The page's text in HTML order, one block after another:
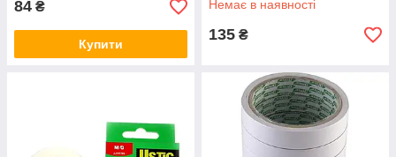
84 ₴
Купити
Немає в наявності
135 ₴